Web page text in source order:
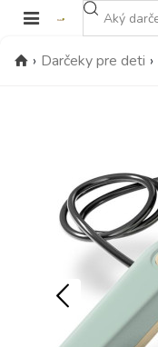
› Darčeky pre deti ›